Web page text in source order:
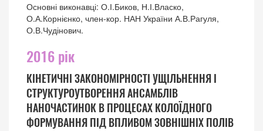
Основні виконавці: О.І.Биков, Н.І.Власко,
О.А.Корнієнко, член-кор. НАН України А.В.Рагуля,
О.В.Чудінович.
2016 рік
КІНЕТИЧНІ ЗАКОНОМІРНОСТІ УЩІЛЬНЕННЯ І
СТРУКТУРОУТВОРЕННЯ АНСАМБЛІВ
НАНОЧАСТИНОК В ПРОЦЕСАХ КОЛОЇДНОГО
ФОРМУВАННЯ ПІД ВПЛИВОМ ЗОВНІШНІХ ПОЛІВ